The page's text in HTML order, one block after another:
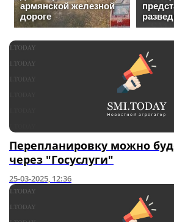
Перепланировку можно
через "Госуслуги"
25-03-2025, 12:36